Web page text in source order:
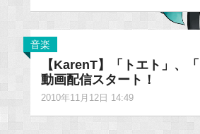
音楽
【KarenT】「トエト」、「
動画配信スタート！
2010年11月12日 14:49